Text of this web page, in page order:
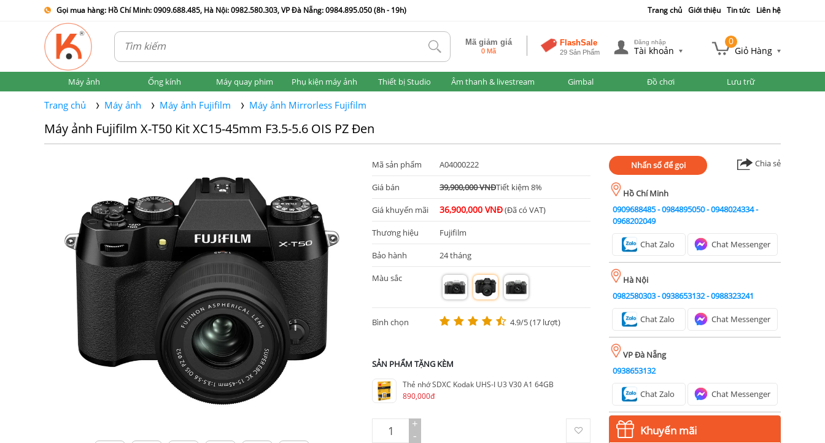
Gọi mua hàng: Hồ Chí Minh: 0909.688.485, Hà Nội: 0982.580.303, VP Đà Nẵng: 0984.895.050 (8h - 19h) Trang chủ Giới thiệu Tin tức Liên hệ
tlk Mã giảm giá
0 Mã
FlashSale
29 Sản Phẩm
Đăng nhập
Tài khoản
0
Giỏ Hàng
Máy ảnh Ống kính Máy quay phim Phụ kiện máy ảnh Thiết bị Studio Âm thanh & livestream Gimbal Đồ chơi Lưu trữ
Trang chủ Máy ảnh Máy ảnh Fujifilm Máy ảnh Mirrorless Fujifilm
Máy ảnh Fujifilm X-T50 Kit XC15-45mm F3.5-5.6 OIS PZ Đen
Mã sản phẩm A04000222
Giá bán 39,900,000 VNĐTiết kiệm 8%
Giá khuyến mãi 36,900,000 VNĐ(Đã có VAT)
Thương hiệu Fujifilm
Bảo hành 24 tháng
Màu sắc
m m m
Bình chọn 4.9/5 (17 lượt)
SẢN PHẨM TẶNG KÈM
Thẻ nhớ SDXC Kodak UHS-I U3 V30 A1 64GB
890,000đ
+
-
Nhấn số để gọi Chia sẻ
Hồ Chí Minh
0909688485-0984895050-0948024334-
0968202049
Chat Zalo Chat Messenger
Hà Nội
0982580303-0938653132-0988323241
Chat Zalo Chat Messenger
VP Đà Nẵng
0938653132
Chat Zalo Chat Messenger
Khuyến mãi